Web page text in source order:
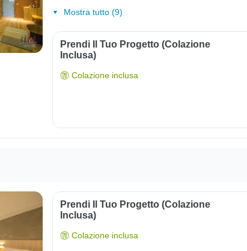
Mostra tutto (9)
Prendi Il Tuo Progetto (colazione
Inclusa)
Colazione inclusa
Prendi Il Tuo Progetto (colazione
Inclusa)
Colazione inclusa